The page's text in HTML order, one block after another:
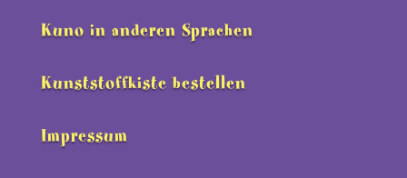
Kuno in anderen Sprachen
Kunststoffkiste bestellen
Impressum